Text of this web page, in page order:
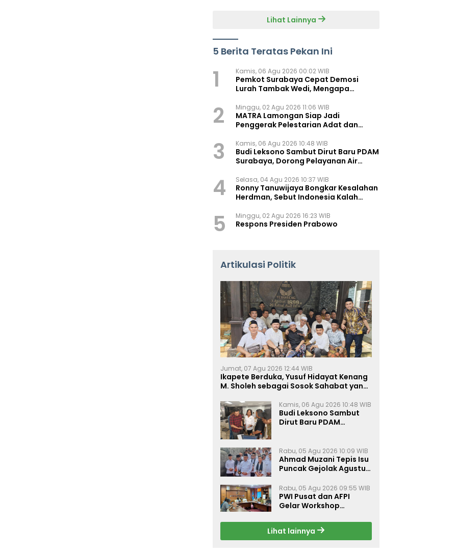
Lihat Lainnya
5 Berita Teratas Pekan Ini
1 Kamis, 06 Agu 2026 00:02 WIB
Pemkot Surabaya Cepat Demosi
Lurah Tambak Wedi, Mengapa
2 Minggu, 02 Agu 2026 11:06 WIB
MATRA Lamongan Siap Jadi
Penggerak Pelestarian Adat dan
3 Kamis, 06 Agu 2026 10:48 WIB
Budi Leksono Sambut Dirut Baru PDAM
Surabaya, Dorong Pelayanan Air
4 Selasa, 04 Agu 2026 10:37 WIB
Ronny Tanuwijaya Bongkar Kesalahan
Herdman, Sebut Indonesia Kalah
5 Minggu, 02 Agu 2026 16:23 WIB
Respons Presiden Prabowo
Artikulasi Politik
Jumat, 07 Agu 2026 12:44 WIB
Ikapete Berduka, Yusuf Hidayat Kenang
M. Sholeh sebagai Sosok Sahabat yang
Kamis, 06 Agu 2026 10:48 WIB
Budi Leksono Sambut
Dirut Baru PDAM
Makin Prima
Rabu, 05 Agu 2026 10:09 WIB
Ahmad Muzani Tepis Isu
Puncak Gejolak Agustus
Perkuat Persatuan
Rabu, 05 Agu 2026 09:55 WIB
PWI Pusat dan AFPI
Gelar Workshop
Inklusi Keuangan, dan
Perlindungan Publik
Lihat lainnya